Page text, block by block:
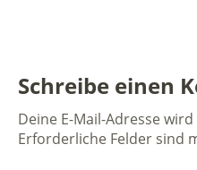
Schreibe einen
Deine E-Mail-Adresse
Erforderliche Felder sind